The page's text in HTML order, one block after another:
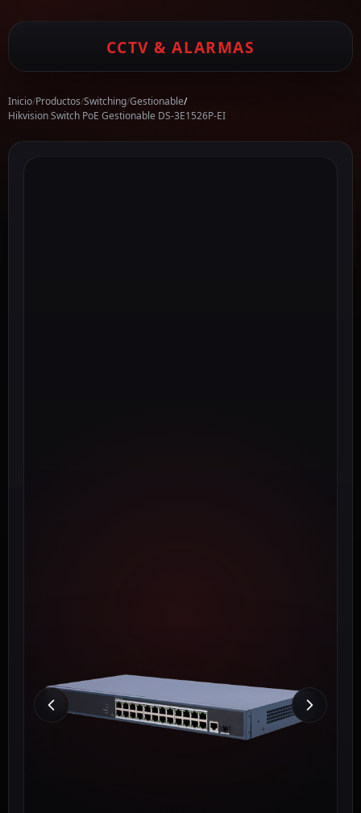
CCTV & ALARMAS
Inicio/Productos/Switching/Gestionable/
Hikvision Switch PoE Gestionable DS-3E1526P-EI